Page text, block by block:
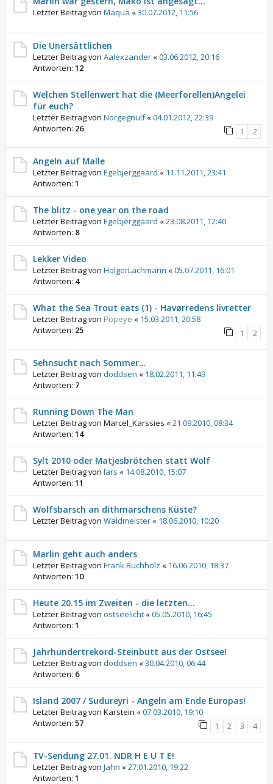
Letzter Beitrag von Maqua «30.07.2012, 11:56
Die Unersättlichen
Letzter Beitrag von Aalexzander «03.06.2012, 20:16
Antworten: 12
Welchen Stellenwert hat die (Meerforellen)Angelei
für euch?
Letzter Beitrag von Norgegnulf«04.01.2012, 22:39
Antworten: 26 1 2
Angeln auf Malle
Letzter Beitrag von Egebjerggaard « 11.11.2011, 23:41
Antworten: 1
The blitz - one year on the road
Letzter Beitrag von Egebjerggaard «23.08.2011, 12:40
Antworten: 8
Lekker Video
Letzter Beitrag von HolgerLachmann «05.07.2011, 16:01
Antworten: 4
What the Sea Trout eats (1) - Havørredens livretter
Letzter Beitrag von Popeye « 15.03.2011, 20:58
Antworten: 25 1 2
Sehnsucht nach Sommer...
Letzter Beitrag von doddsen « 18.02.2011, 11:49
Antworten: 7
Running Down The Man
Letzter Beitrag von Marcel_Karssies «21.09.2010, 08:34
Antworten: 14
Sylt 2010 oder Matjesbrötchen statt Wolf
Letzter Beitrag von lars « 14.08.2010, 15:07
Antworten: 11
Wolfsbarsch an dithmarschens Küste?
Letzter Beitrag von Waldmeister « 18.06.2010, 10:20
Marlin geht auch anders
Letzter Beitrag von Frank Buchholz « 16.06.2010, 18:37
Antworten: 10
Heute 20.15 im Zweiten - die letzten...
Letzter Beitrag von ostseelicht «05.05.2010, 16:45
Antworten: 1
Jahrhundertrekord-Steinbutt aus der Ostsee!
Letzter Beitrag von doddsen «30.04.2010, 06:44
Antworten: 6
Island 2007 / Sudureyri - Angeln am Ende Europas!
Letzter Beitrag von Karstein «07.03.2010, 19:10
Antworten: 57 1 2 3 4
TV-Sendung 27.01. NDR H E U T E!
Letzter Beitrag von Jahn «27.01.2010, 19:22
Antworten: 1